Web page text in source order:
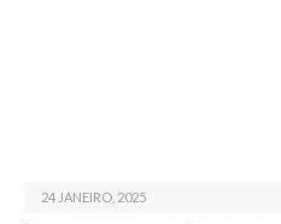
24 JANEIRO, 2025